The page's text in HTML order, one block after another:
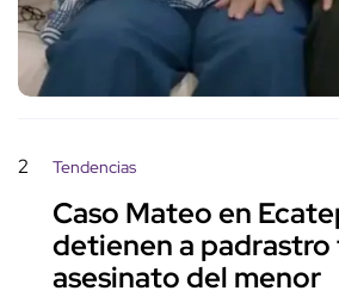
2 Tendencias
Caso Mateo en
detienen a
asesinato del menor